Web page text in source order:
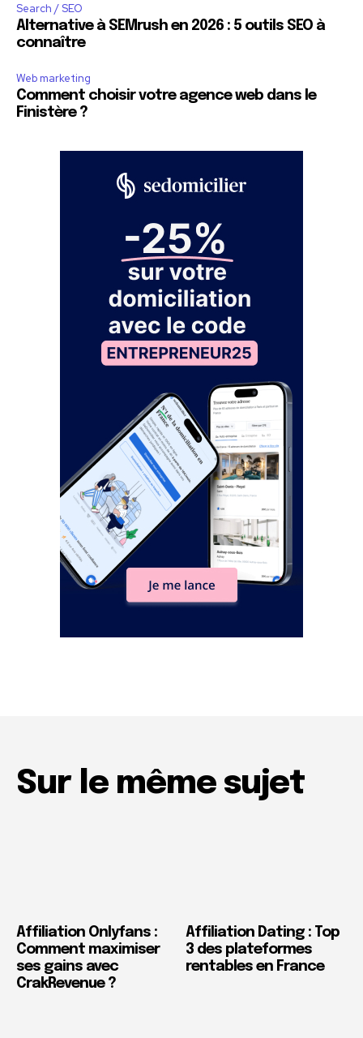
Search / SEO
Alternative à SEMrush en 2026 : 5 outils SEO à
connaître
Web marketing
Comment choisir votre agence web dans le
Finistère ?
Sur le même sujet
Affiliation Onlyfans :
Comment maximiser
ses gains avec
CrakRevenue ?
Affiliation Dating : Top
3 des plateformes
rentables en France